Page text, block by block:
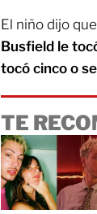
El niño dijo que
Busfield le
tocó cinco o
TE